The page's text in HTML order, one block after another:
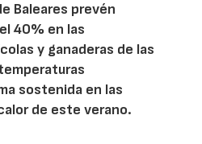
Baleares prevén
40% en las
y ganaderas de las
sostenida en las
de este verano.